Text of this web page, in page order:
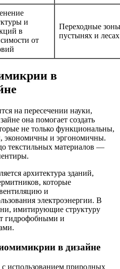
и
в
от
Переходные
пустынях и лесах
в
на пересечении науки,
она помогает создать
не только функциональны,
экономичны и эргономичны.
текстильных материалов —
архитектура зданий,
которые
и
электроэнергии. В
имитирующие структуру
гидрофобными и
в дизайне
использованием природных